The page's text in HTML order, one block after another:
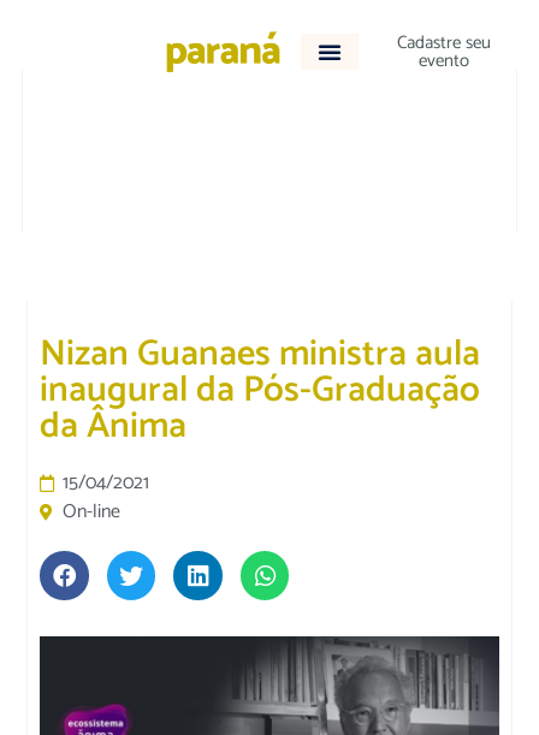
Cadastre seu
evento
Nizan Guanaes ministra aula
inaugural da Pós-Graduação
da Ânima
15/04/2021
On-line